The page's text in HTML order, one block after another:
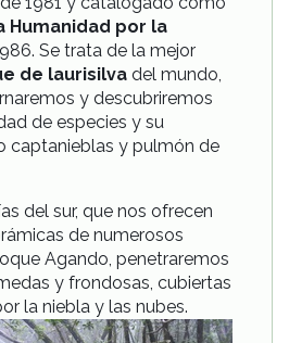
Humanidad por la
Se trata de la mejor
de laurisilva del mundo,
y descubriremos
de especies y su
captanieblas y pulmón de
del sur, que nos ofrecen
de numerosos
Agando, penetraremos
y frondosas, cubiertas
la niebla y las nubes.